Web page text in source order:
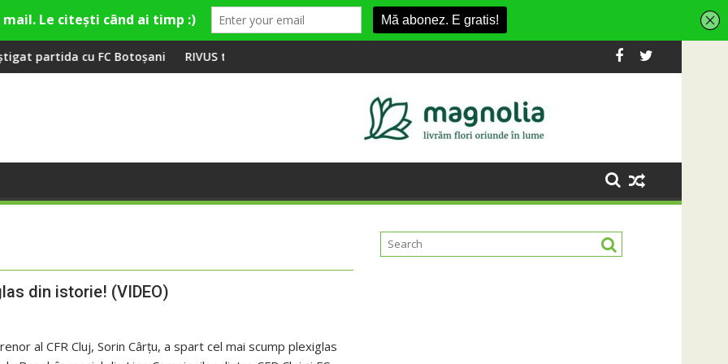
Botoșani RIVUS transformă fosta platformă Carbochim într-un nou centru cultural și de divertisment din Cluj-Napoca
din istorie! (VIDEO)
al CFR Cluj, Sorin Cârțu, a spart cel mai scump plexiglas